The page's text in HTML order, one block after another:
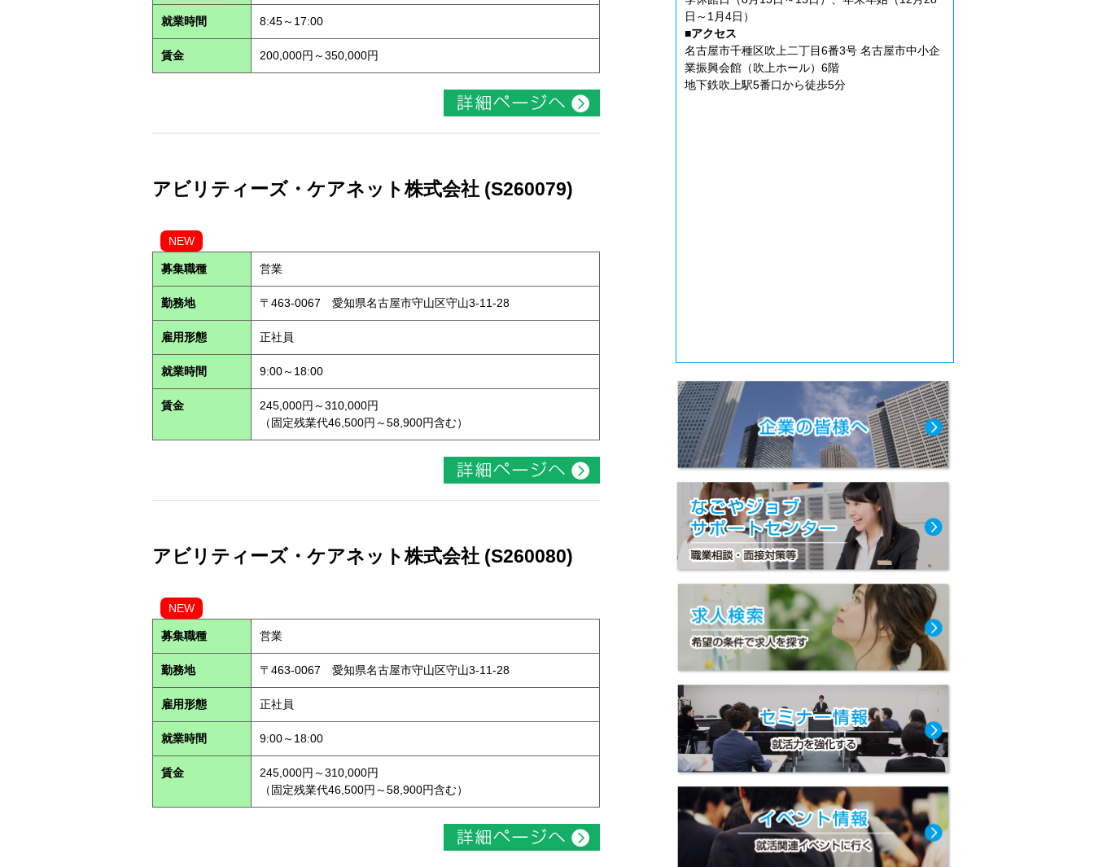
就業時間 8:45～17:00
賃金 200,000円～350,000円
アビリティーズ・ケアネット株式会社 (S260079)
NEW
募集職種 営業
勤務地 〒463-0067 愛知県名古屋市守山区守山3-11-28
雇用形態 正社員
就業時間 9:00～18:00
賃金
245,000円～310,000円
（固定残業代46,500円～58,900円含む）
アビリティーズ・ケアネット株式会社 (S260080)
NEW
募集職種 営業
勤務地 〒463-0067 愛知県名古屋市守山区守山3-11-28
雇用形態 正社員
就業時間 9:00～18:00
賃金
245,000円～310,000円
（固定残業代46,500円～58,900円含む）
日～1月4日）
■アクセス
名古屋市千種区吹上二丁目6番3号 名古屋市中小企
業振興会館（吹上ホール）6階
地下鉄吹上駅5番口から徒歩5分